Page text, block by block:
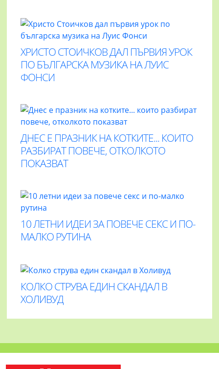
ХРИСТО СТОИЧКОВ ДАЛ ПЪРВИЯ УРОК
ПО БЪЛГАРСКА МУЗИКА НА ЛУИС
ФОНСИ
ДНЕС Е ПРАЗНИК НА КОТКИТЕ... КОИТО
РАЗБИРАТ ПОВЕЧЕ, ОТКОЛКОТО
ПОКАЗВАТ
10 ЛЕТНИ ИДЕИ ЗА ПОВЕЧЕ СЕКС И ПО-
МАЛКО РУТИНА
КОЛКО СТРУВА ЕДИН СКАНДАЛ В
ХОЛИВУД